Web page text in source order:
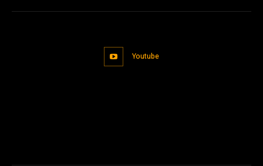
Youtube